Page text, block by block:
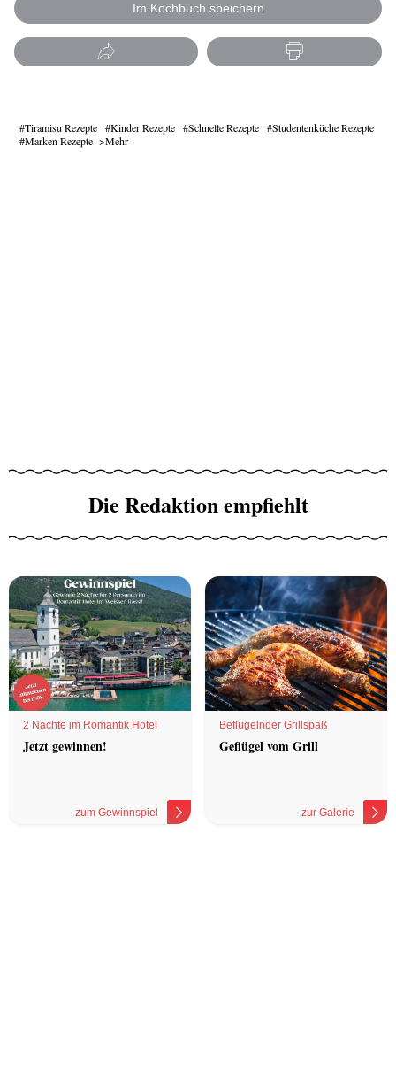
Im Kochbuch speichern
Tiramisu Rezepte Kinder Rezepte Schnelle Rezepte
Studentenküche Rezepte
Marken Rezepte
Mehr
Die Redaktion empfiehlt
2 Nächte im Romantik Hotel
Jetzt gewinnen!
zum Gewinnspiel
Beflügelnder Grillspaß
Geflügel vom Grill
zur Galerie